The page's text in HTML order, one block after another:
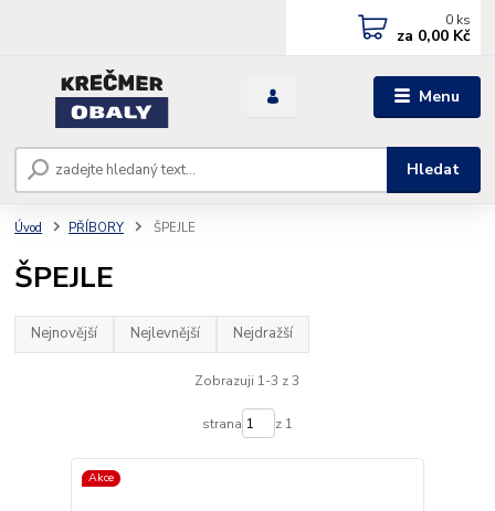
Menu
Hledat
0 ks
za 0,00 Kč
Úvod PŘÍBORY ŠPEJLE
ŠPEJLE
Nejnovější Nejlevnější Nejdražší
Zobrazuji 1-3 z 3
strana z 1
Akce